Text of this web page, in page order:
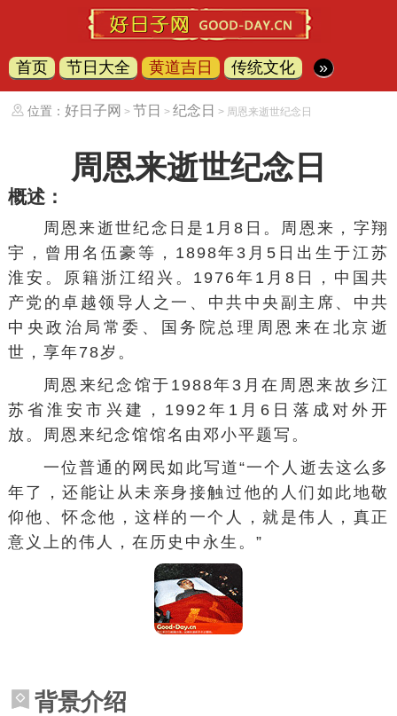
首页 节日大全 黄道吉日 传统文化 »
位置： 好日子网 > 节日 > 纪念日 > 周恩来逝世纪念日
周恩来逝世纪念日
概述：
周恩来逝世纪念日是 1月8日 。周恩来，字翔
宇，曾用名伍豪等，1898年3月5日出生于江苏
淮安 。原籍浙江绍兴 。1976年1月8日， 中国共
产党 的卓越领导人之一、中共中央副主席、中共
中央政治局 常委、 国务院总理周恩来在北京逝
世，享年78岁。
周恩来纪念馆于1988年3月在周恩来故乡江
苏省淮安市 兴建，1992年1月6日落成对外开
放。周恩来纪念馆馆名由邓小平题写。
一位普通的网民如此写道“一个人逝去这么多
年了，还能让从未亲身接触过他的人们如此地敬
仰他、怀念他，这样的一个人，就是伟人，真正
意义上的伟人，在历史中永生。”
背景介绍